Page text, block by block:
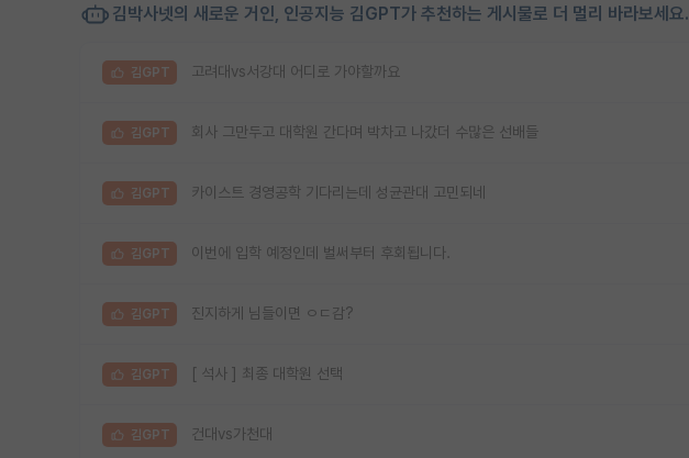
김박사넷의 새로운 거인, 인공지능 김GPT가 추천하는 게시물로 더 멀리 바라보세요.
김GPT 고려대vs서강대 어디로 가야할까요
김GPT 회사 그만두고 대학원 간다며 박차고 나갔더 수많은 선배들
김GPT 카이스트 경영공학 기다리는데 성균관대 고민되네
김GPT 이번에 입학 예정인데 벌써부터 후회됩니다.
김GPT 진지하게 님들이면 ㅇㄷ감?
김GPT [ 석사 ] 최종 대학원 선택
김GPT 건대vs가천대